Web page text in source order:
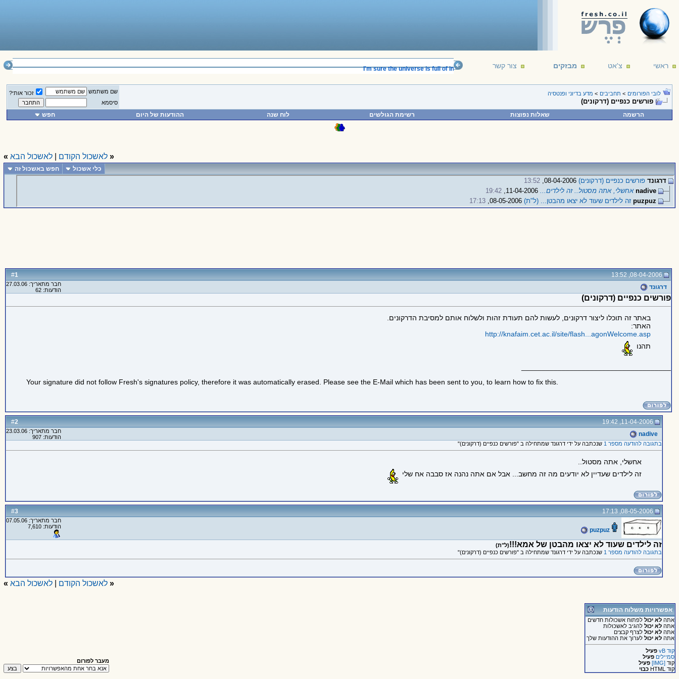
ראשי צ'אט מבזקים צור קשר
I'm sure the universe is full of intelligent life. It's just been too intelligent to come here. --- Arthur C. Clarke16/12/
____________________________________________________
לובי הפורומים > תחביבים > מדע בדיוני ופנטסיה
פורשים כנפיים (דרקונים)
שם משתמש
זכור אותי?
סיסמא
הרשמה שאלות נפוצות רשימת הגולשים לוח שנה ההודעות של היום חפש
« לאשכול הקודם לאשכול הבא »
כלי אשכול חפש באשכול זה
דרגונד פורשים כנפיים (דרקונים)08-04-2006,
13:52
nadive אחשלי, אתה מסטול.. זה לילדים...11-04-2006,
19:42
puzpuz זה לילדים שעוד לא יצאו מהבטן... (ל"ת)08-05-2006,
17:13
#
1
08-04-2006, 13:52
דרגונד
חבר מתאריך: 27.03.06
הודעות: 62
פורשים כנפיים (דרקונים)
באתר זה תוכלו ליצור דרקונים, לעשות להם תעודת זהות ולשלוח אותם למסיבת הדרקונים.
האתר:
http://knafaim.cet.ac.il/site/flash...agonWelcome.asp
תהנו
Your signature did not follow Fresh's signatures policy, therefore it was automatically erased. Please see the E-Mail which has been sent to you, to learn how to fix this.
#
2
11-04-2006, 19:42
nadive
חבר מתאריך: 23.03.06
הודעות: 907
בתגובה להודעה מספר 1
שנכתבה על ידי דרגונד שמתחילה ב "פורשים כנפיים (דרקונים)"
אחשלי, אתה מסטול..
זה לילדים שעדיין לא יודעים מה זה מחשב... אבל אם אתה נהנה אז סבבה אח שלי
#
3 08-05-2006, 17:13
puzpuz
חבר מתאריך: 07.05.06
הודעות: 7,610
זה לילדים שעוד לא יצאו מהבטן של אמא!!!(ל"ת)
בתגובה להודעה מספר 1
שנכתבה על ידי דרגונד שמתחילה ב "פורשים כנפיים (דרקונים)"
« לאשכול הקודם |לאשכול הבא »
אפשרויות משלוח הודעות
אתה לא יכוללפתוח אשכולות חדשים
אתה לא יכוללהגיב לאשכולות
אתה לא יכוללצרף קבצים
אתה לא יכוללערוך את ההודעות שלך
קוד vB
פעיל
סמיילים פעיל
קוד [IMG]
פעיל
קוד HTML
כבוי
מעבר לפורום